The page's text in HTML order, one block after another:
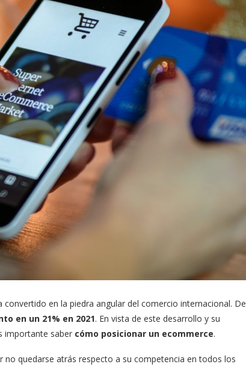
convertido en la piedra angular del comercio internacional. De
en un 21% en 2021. En vista de este desarrollo y su
importante saber cómo posicionar un ecommerce.
quedarse atrás respecto a su competencia en todos los